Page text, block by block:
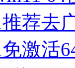
推荐去
免激活